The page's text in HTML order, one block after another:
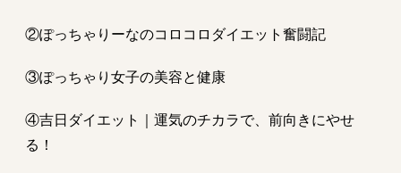
②ぽっちゃりーなのコロコロダイエット奮闘記
③ぽっちゃり女子の美容と健康
④吉日ダイエット｜運気のチカラで、前向きにやせ
る！